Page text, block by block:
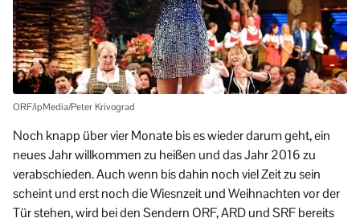
ORF/ipMedia/Peter Krivograd
Noch knapp über vier Monate bis es wieder darum geht, ein
neues Jahr willkommen zu heißen und das Jahr 2016 zu
verabschieden. Auch wenn bis dahin noch viel Zeit zu sein
scheint und erst noch die Wiesnzeit und Weihnachten vor der
Tür stehen, wird bei den Sendern ORF, ARD und SRF bereits